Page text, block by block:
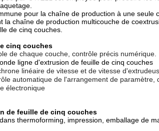
pour la chaîne de production à une seule
la chaîne de production multicouche de
de cinq couches
cinq couches
de chaque couche, contrôle précis numérique.
ligne d'extrusion de feuille de cinq couches
linéaire de vitesse et de vitesse
automatique de l'arrangement de
électronique
de feuille de cinq couches
thermoforming, impression, emballage de